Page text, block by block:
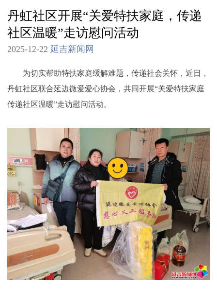
丹虹社区开展“关爱特扶家庭，传递
社区温暖”走访慰问活动
2025-12-22 延吉新闻网
为切实帮助特扶家庭缓解难题，传递社会关怀，近日，
丹虹社区联合延边微爱爱心协会，共同开展“关爱特扶家庭
传递社区温暖”走访慰问活动。